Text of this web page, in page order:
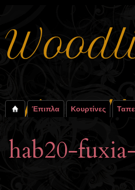
Έπιπλα Κουρτίνες
hab20-